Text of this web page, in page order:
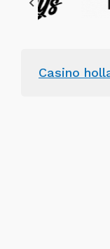
Casino